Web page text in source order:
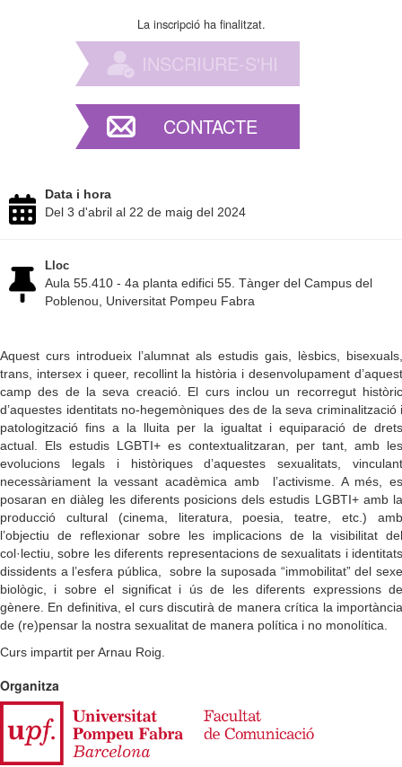
La inscripció ha finalitzat.
INSCRIURE-S'HI
CONTACTE
Data i hora
Del 3 d'abril al 22 de maig del 2024
Lloc
Aula 55.410 - 4a planta edifici 55. Tànger del Campus del
Poblenou, Universitat Pompeu Fabra
Aquest curs introdueix l’alumnat als estudis gais, lèsbics, bisexuals,
trans, intersex i queer, recollint la història i desenvolupament d’aquest
camp des de la seva creació. El curs inclou un recorregut històric
d’aquestes identitats no-hegemòniques des de la seva criminalització i
patologització fins a la lluita per la igualtat i equiparació de drets
actual. Els estudis LGBTI+ es contextualitzaran, per tant, amb les
evolucions legals i històriques d’aquestes sexualitats, vinculant
necessàriament la vessant acadèmica amb l’activisme. A més, es
posaran en diàleg les diferents posicions dels estudis LGBTI+ amb la
producció cultural (cinema, literatura, poesia, teatre, etc.) amb
l’objectiu de reflexionar sobre les implicacions de la visibilitat del
col·lectiu, sobre les diferents representacions de sexualitats i identitats
dissidents a l’esfera pública, sobre la suposada “immobilitat” del sexe
biològic, i sobre el significat i ús de les diferents expressions de
gènere. En definitiva, el curs discutirà de manera crítica la importància
de (re)pensar la nostra sexualitat de manera política i no monolítica.
Curs impartit per Arnau Roig.
Organitza